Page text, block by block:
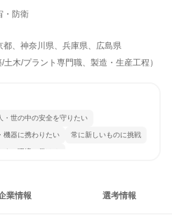
・防衛
、神奈川県、兵庫県、広島県
木/プラント専門職、製造・生産工程）
・世の中の安全を守りたい
機器に携わりたい 常に新しいものに挑戦
すい環境で働ける
業情報 選考情報